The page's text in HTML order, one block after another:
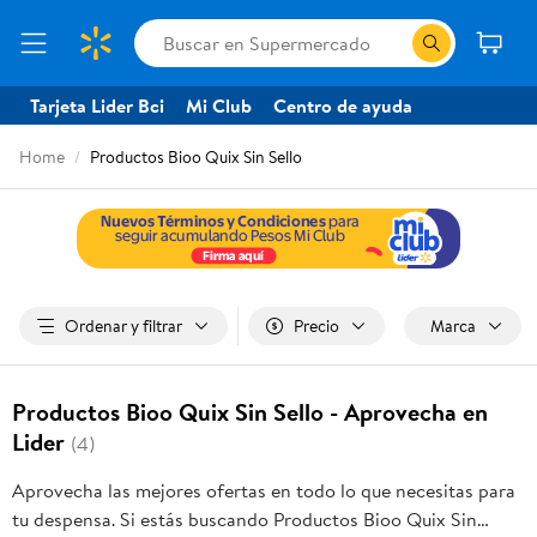
Tarjeta Lider Bci Mi Club Centro de ayuda
Home Productos Bioo Quix Sin Sello
Ordenar y filtrar Precio Marca
Productos Bioo Quix Sin Sello - Aprovecha en
Lider (4)
Aprovecha las mejores ofertas en todo lo que necesitas para
tu despensa. Si estás buscando Productos Bioo Quix Sin